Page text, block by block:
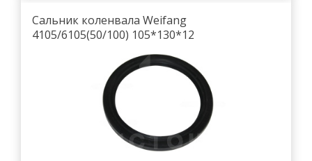
Сальник коленвала Weifang
4105/6105(50/100) 105*130*12